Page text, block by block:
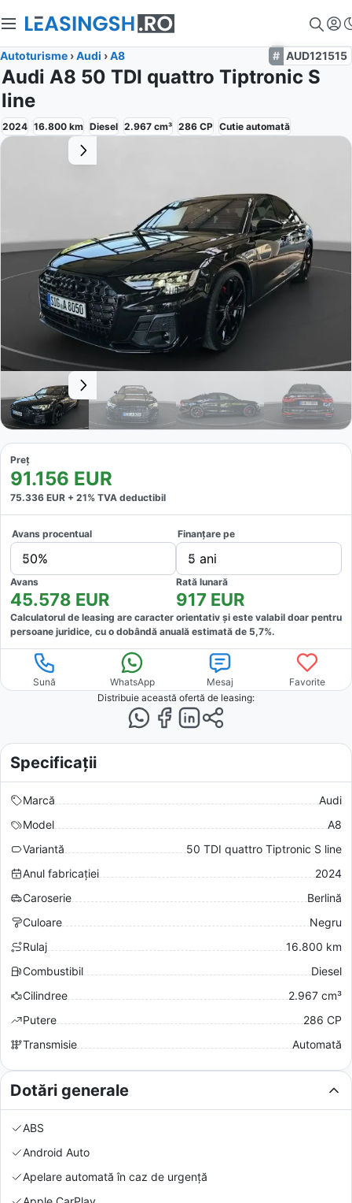
Autoturisme ›Audi ›A8 AUD121515
Audi A8 50 TDI quattro Tiptronic S
line
2024 16.800 km Diesel 2.967 cm³ 286 CP Cutie automată
Preț
91.156 EUR
75.336 EUR + 21% TVA deductibil
Avans procentual
50%
Finanțare pe
5 ani
Avans
45.578 EUR
Rată lunară
917 EUR
Calculatorul de leasing are caracter orientativ și este valabil doar pentru
persoane juridice, cu o dobândă anuală estimată de 5,7%.
Sună WhatsApp Mesaj
Favorite
Distribuie această ofertă de leasing:
Specificații
Marcă
Audi
Model
A8
Variantă
50 TDI quattro Tiptronic S line
Anul fabricației
2024
Caroserie
Berlină
Culoare
Negru
Rulaj
16.800 km
Combustibil
Diesel
Cilindree
2.967 cm³
Putere
286 CP
Transmisie
Automată
Dotări generale
ABS
Android Auto
Apelare automată în caz de urgență